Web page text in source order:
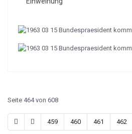
Seite 464 von 608
459 460 461 462